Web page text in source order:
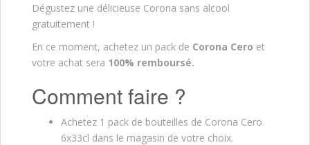
Dégustez une délicieuse Corona sans alcool
gratuitement !
En ce moment, achetez un pack de Corona Cero et
votre achat sera 100% remboursé.
Comment faire ?
Achetez 1 pack de bouteilles de Corona Cero
6x33cl dans le magasin de votre choix.